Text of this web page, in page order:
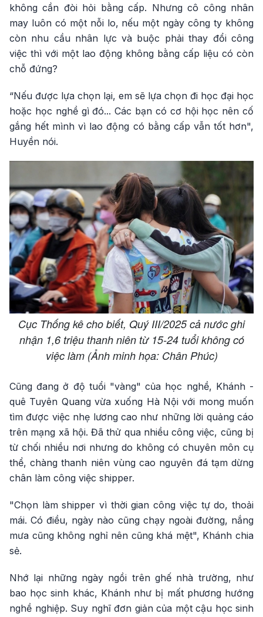
không cần đòi hỏi bằng cấp. Nhưng cô công nhân
may luôn có một nỗi lo, nếu một ngày công ty không
còn nhu cầu nhân lực và buộc phải thay đổi công
việc thì với một lao động không bằng cấp liệu có còn
chỗ đứng?
“Nếu được lựa chọn lại, em sẽ lựa chọn đi học đại học
hoặc học nghề gì đó... Các bạn có cơ hội học nên cố
gắng hết mình vì lao động có bằng cấp vẫn tốt hơn",
Huyền nói.
Cục Thống kê cho biết, Quý III/2025 cả nước ghi
nhận 1,6 triệu thanh niên từ 15-24 tuổi không có
việc làm (Ảnh minh họa: Chân Phúc)
Cũng đang ở độ tuổi "vàng" của học nghề, Khánh -
quê Tuyên Quang vừa xuống Hà Nội với mong muốn
tìm được việc nhẹ lương cao như những lời quảng cáo
trên mạng xã hội. Đã thử qua nhiều công việc, cũng bị
từ chối nhiều nơi nhưng do không có chuyên môn cụ
thể, chàng thanh niên vùng cao nguyên đá tạm dừng
chân làm công việc shipper.
"Chọn làm shipper vì thời gian công việc tự do, thoải
mái. Có điều, ngày nào cũng chạy ngoài đường, nắng
mưa cũng không nghỉ nên cũng khá mệt", Khánh chia
sẻ.
Nhớ lại những ngày ngồi trên ghế nhà trường, như
bao học sinh khác, Khánh như bị mất phương hướng
nghề nghiệp. Suy nghĩ đơn giản của một cậu học sinh